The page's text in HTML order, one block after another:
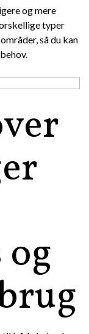
og mere
typer
så du kan